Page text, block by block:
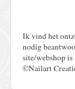
Ik vind het
nodig
site/webshop
©Nailart